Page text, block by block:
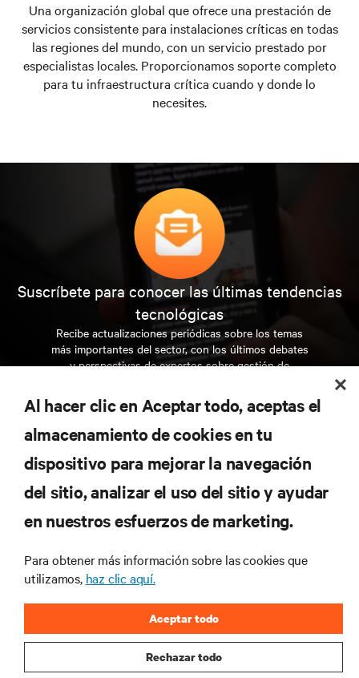
Una organización global que ofrece una prestación de
servicios consistente para instalaciones críticas en todas
las regiones del mundo, con un servicio prestado por
especialistas locales. Proporcionamos soporte completo
para tu infraestructura crítica cuando y donde lo
necesites.
Suscríbete para conocer las últimas tendencias
tecnológicas
Recibe actualizaciones periódicas sobre los temas
más importantes del sector, con los últimos debates
y perspectivas de expertos sobre gestión de
REGÍSTRATE AHORA
SOPORTE
CORPORATIVO
CONECTA CON NOSOTROS
Al hacer clic en Aceptar todo, aceptas el
almacenamiento de cookies en tu
dispositivo para mejorar la navegación
del sitio, analizar el uso del sitio y ayudar
en nuestros esfuerzos de marketing.
Para obtener más información sobre las cookies que
utilizamos, haz clic aquí.
Rechazar todo
Aceptar todo